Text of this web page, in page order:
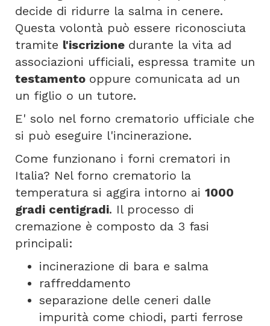
decide di ridurre la salma in cenere.
Questa volontà può essere riconosciuta
tramite l'iscrizione durante la vita ad
associazioni ufficiali, espressa tramite un
testamento oppure comunicata ad un
un figlio o un tutore.
E' solo nel forno crematorio ufficiale che
si può eseguire l'incinerazione.
Come funzionano i forni crematori in
Italia? Nel forno crematorio la
temperatura si aggira intorno ai 1000
gradi centigradi. Il processo di
cremazione è composto da 3 fasi
principali:
incinerazione di bara e salma
raffreddamento
separazione delle ceneri dalle
impurità come chiodi, parti ferrose